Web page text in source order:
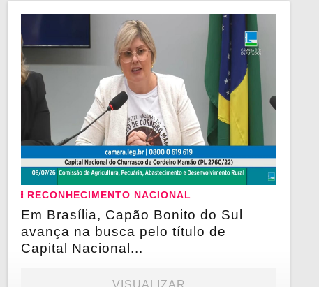
RECONHECIMENTO NACIONAL
Em Brasília, Capão Bonito do Sul
avança na busca pelo título de
Capital Nacional...
VISUALIZAR